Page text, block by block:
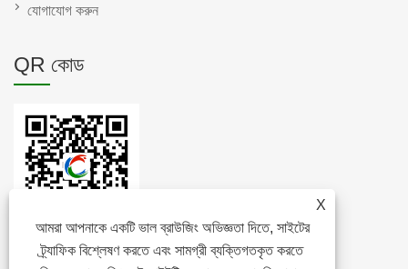
X
আমরা আপনাকে একটি ভাল ব্রাউজিং অভিজ্ঞতা দিতে, সাইটের
ট্র্যাফিক বিশ্লেষণ করতে এবং সামগ্রী ব্যক্তিগতকৃত করতে
যোগাযোগ করুন
QR কোড